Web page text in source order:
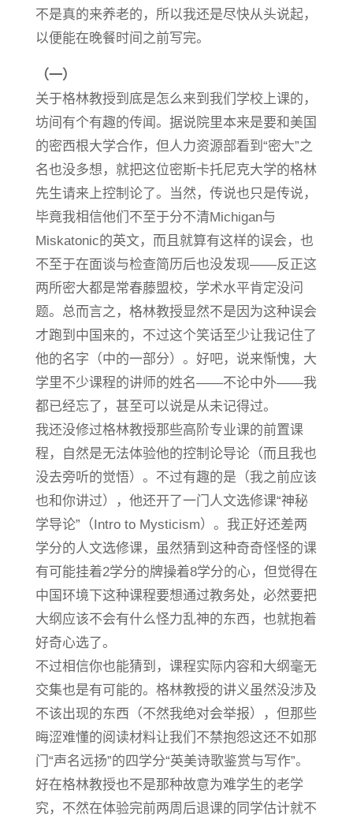
不是真的来养老的，所以我还是尽快从头说起，
以便能在晚餐时间之前写完。
（一）
关于格林教授到底是怎么来到我们学校上课的，
坊间有个有趣的传闻。据说院里本来是要和美国
的密西根大学合作，但人力资源部看到“密大”之
名也没多想，就把这位密斯卡托尼克大学的格林
先生请来上控制论了。当然，传说也只是传说，
毕竟我相信他们不至于分不清Michigan与
Miskatonic的英文，而且就算有这样的误会，也
不至于在面谈与检查简历后也没发现——反正这
两所密大都是常春藤盟校，学术水平肯定没问
题。总而言之，格林教授显然不是因为这种误会
才跑到中国来的，不过这个笑话至少让我记住了
他的名字（中的一部分）。好吧，说来惭愧，大
学里不少课程的讲师的姓名——不论中外——我
都已经忘了，甚至可以说是从未记得过。
我还没修过格林教授那些高阶专业课的前置课
程，自然是无法体验他的控制论导论（而且我也
没去旁听的觉悟）。不过有趣的是（我之前应该
也和你讲过），他还开了一门人文选修课“神秘
学导论”（Intro to Mysticism）。我正好还差两
学分的人文选修课，虽然猜到这种奇奇怪怪的课
有可能挂着2学分的牌操着8学分的心，但觉得在
中国环境下这种课程要想通过教务处，必然要把
大纲应该不会有什么怪力乱神的东西，也就抱着
好奇心选了。
不过相信你也能猜到，课程实际内容和大纲毫无
交集也是有可能的。格林教授的讲义虽然没涉及
不该出现的东西（不然我绝对会举报），但那些
晦涩难懂的阅读材料让我们不禁抱怨这还不如那
门“声名远扬”的四学分“英美诗歌鉴赏与写作”。
好在格林教授也不是那种故意为难学生的老学
究，不然在体验完前两周后退课的同学估计就不